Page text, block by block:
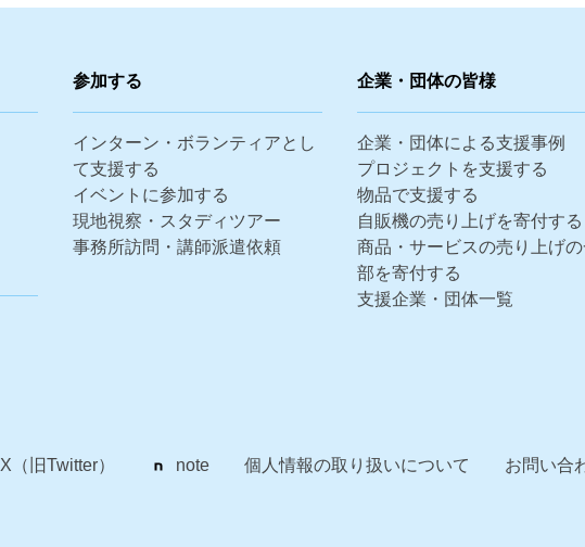
参加する
インターン・ボランティアとし
て支援する
イベントに参加する
現地視察・スタディツアー
事務所訪問・講師派遣依頼
企業・団体の皆様
企業・団体による支援事例
プロジェクトを支援する
物品で支援する
自販機の売り上げを寄付する
商品・サービスの売り上げの
部を寄付する
支援企業・団体一覧
X（旧Twitter） note 個人情報の取り扱いについて お問い合